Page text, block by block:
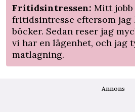
Fritidsintressen: Mitt
fritidsintresse eftersom jag
böcker. Sedan reser jag
vi har en lägenhet, och jag
matlagning.
Annons